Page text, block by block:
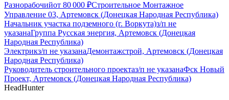
Разнорабочийот 80 000 ₽Строительное Монтажное
Управление 03, Артемовск (Донецкая Народная Республика)
Начальник участка подземного (г. Воркута)з/п не
указанаГруппа Русская энергия, Артемовск (Донецкая
Народная Республика)
Электрикз/п не указанаДемонтажстрой, Артемовск (Донецкая
Народная Республика)
Руководитель строительного проектаз/п не указанаФск Новый
Проект, Артемовск (Донецкая Народная Республика)
HeadHunter